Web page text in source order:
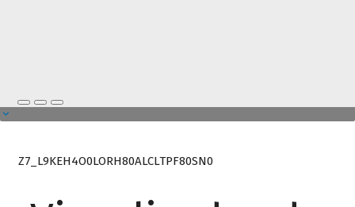
Z7_L9KEH4O0LORH80ALCLTPF80SN0